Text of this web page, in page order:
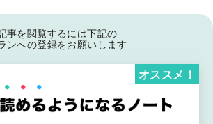
事を閲覧するには下記の
ンへの登録をお願いします
オススメ！